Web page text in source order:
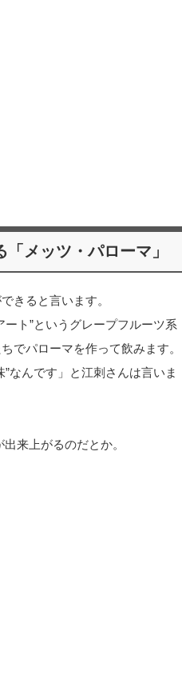
メッツ・パローマ」
きると言います。
ート”というグレープフルーツ系
でパローマを作って飲みます。
なんです」と江刺さんは言いま
来上がるのだとか。